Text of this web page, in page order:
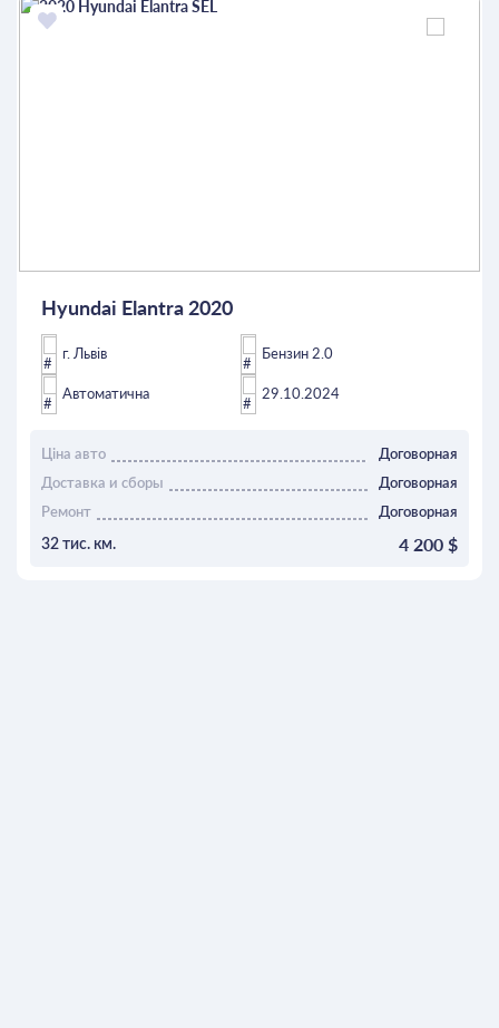
Hyundai Elantra 2020
г. Львів Бензин 2.0
Автоматична 29.10.2024
Ціна авто
Договорная
Доставка и сборы
Договорная
Ремонт
Договорная
32 тис. км. 4 200 $